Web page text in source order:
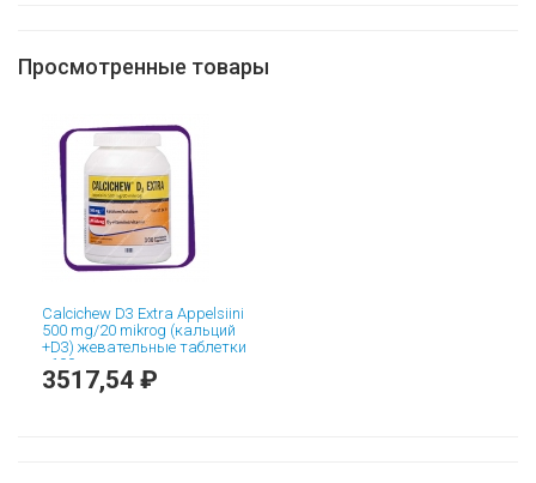
Просмотренные товары
Calcichew D3 Extra Appelsiini
500 mg/20 mikrog (кальций
+D3) жевательные таблетки
- 100 шт
3517,54 ₽